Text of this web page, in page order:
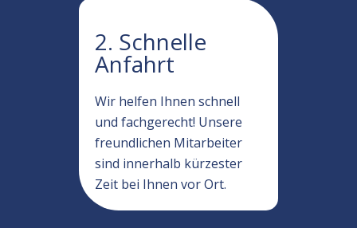
2. Schnelle
Anfahrt
Wir helfen Ihnen schnell
und fachgerecht! Unsere
freundlichen Mitarbeiter
sind innerhalb kürzester
Zeit bei Ihnen vor Ort.